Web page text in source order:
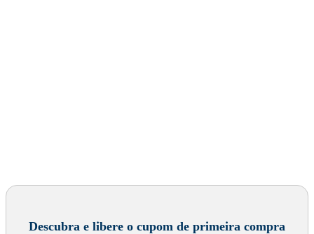
Descubra e libere o cupom de primeira compra